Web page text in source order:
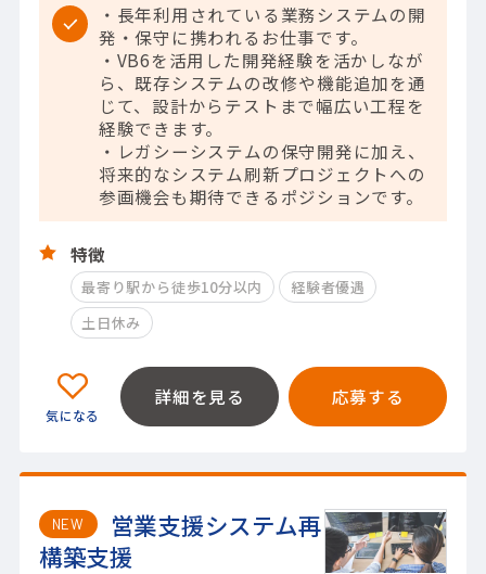
・長年利用されている業務システムの開
発・保守に携われるお仕事です。
・VB6を活用した開発経験を活かしなが
ら、既存システムの改修や機能追加を通
じて、設計からテストまで幅広い工程を
経験できます。
・レガシーシステムの保守開発に加え、
将来的なシステム刷新プロジェクトへの
参画機会も期待できるポジションです。
特徴
最寄り駅から徒歩10分以内
経験者優遇
土日休み
詳細を見る 応募する
NEW
営業支援システム再
構築支援